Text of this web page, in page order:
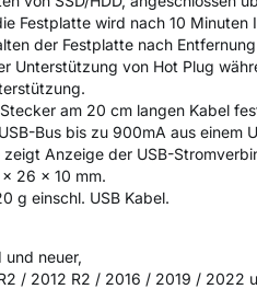
Festplatte wird nach 10
der Festplatte nach
Unterstützung von Hot Plug
am 20 cm langen Kabel
Bus bis zu 900mA aus einem
zeigt Anzeige der USB-
26 x 10 mm.
g einschl. USB Kabel.
und neuer,
/ 2012 R2 / 2016 / 2019 / 2022